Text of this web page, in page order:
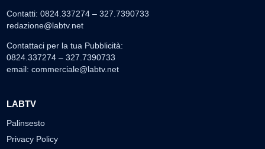
Contatti: 0824.337274 – 327.7390733
redazione@labtv.net
Contattaci per la tua Pubblicità:
0824.337274 – 327.7390733
email: commerciale@labtv.net
LABTV
Palinsesto
Privacy Policy